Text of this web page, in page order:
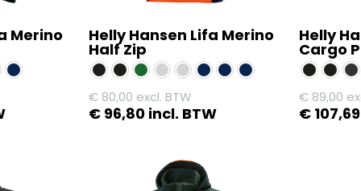
Merino Helly Hansen Lifa Merino
Half Zip
€80,00 excl. BTW
€96,80incl. BTW
Helly
Cargo
€ 89,00
€ 107,69